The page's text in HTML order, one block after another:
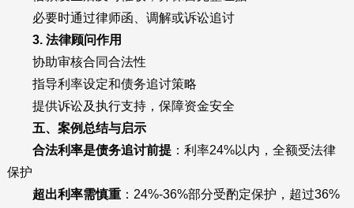
必要时通过律师函、调解或诉讼追讨
3. 法律顾问作用
协助审核合同合法性
指导利率设定和债务追讨策略
提供诉讼及执行支持，保障资金安全
五、案例总结与启示
合法利率是债务追讨前提：利率24%以内，全额受法律
保护
超出利率需慎重：24%-36%部分受酌定保护，超过36%